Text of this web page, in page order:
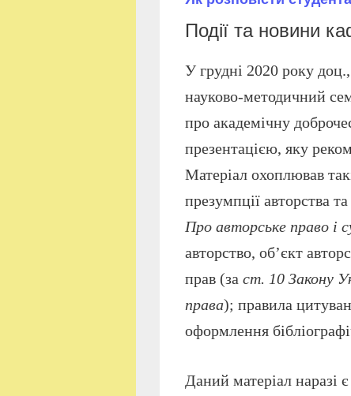
Події та новини
У грудні 2020 року
науково-методичний
про академічну
презентацією, яку
Матеріал охоплював
презумпції авторства та
Про авторське право і
авторство, об’єкт
прав (за ст. 10 Закону
права); правила
оформлення
Даний матеріал наразі